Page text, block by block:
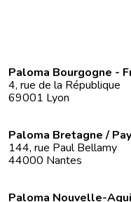
Paloma Bourgogne -
4, rue de la République
69001 Lyon
Paloma Bretagne /
144, rue Paul Bellamy
44000 Nantes
Paloma Nouvelle-